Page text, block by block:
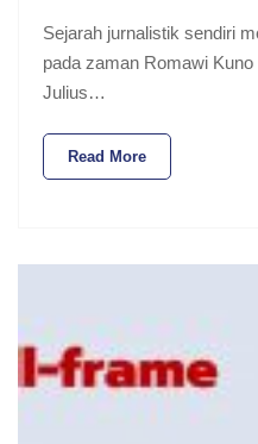
Sejarah jurnalistik sendiri
pada zaman Romawi
Julius…
Read More